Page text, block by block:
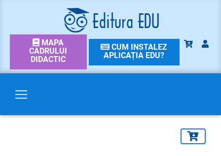
MAPA
CADRULUI
DIDACTIC
CUM INSTALEZ
APLICAȚIA EDU?